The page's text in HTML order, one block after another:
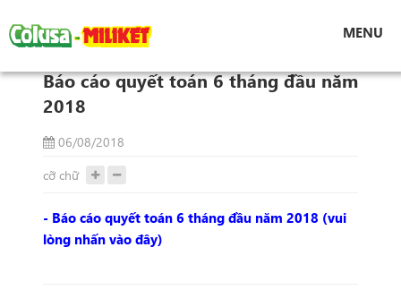
MENU
Báo cáo quyết toán 6 tháng đầu năm 2018
Báo cáo quyết toán 6 tháng đầu năm
2018
06/08/2018
cỡ chữ
- Báo cáo quyết toán 6 tháng đầu năm 2018 (vui
lòng nhấn vào đây)